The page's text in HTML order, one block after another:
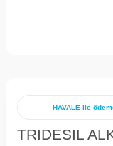
HAVALE ile
TRIDESIL